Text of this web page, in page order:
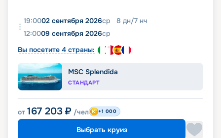
19:0002 сентября 2026ср 8 дн/7 нч
12:0009 сентября 2026ср
Вы посетите 4 страны:
MSC Splendida
СТАНДАРТ
от 167 203 ₽ /чел +1 000
Выбрать круиз